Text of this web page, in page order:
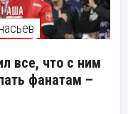
все, что с ним
фанатам –